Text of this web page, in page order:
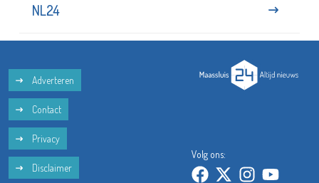
NL24
Adverteren
Contact
Privacy
Disclaimer
Volg ons: